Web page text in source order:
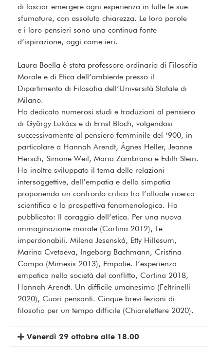
di lasciar emergere ogni esperienza in tutte le sue
sfumature, con assoluta chiarezza. Le loro parole
e i loro pensieri sono una continua fonte
d’ispirazione, oggi come ieri.
Laura Boella è stata professore ordinario di Filosofia
Morale e di Etica dell’ambiente presso il
Dipartimento di Filosofia dell’Università Statale di
Milano.
Ha dedicato numerosi studi e traduzioni al pensiero
di György Lukács e di Ernst Bloch, volgendosi
successivamente al pensiero femminile del ‘900, in
particolare a Hannah Arendt, Ágnes Heller, Jeanne
Hersch, Simone Weil, Maria Zambrano e Edith Stein.
Ha inoltre sviluppato il tema delle relazioni
intersoggettive, dell’empatia e della simpatia
proponendo un confronto critico tra l’attuale ricerca
scientifica e la prospettiva fenomenologica. Ha
pubblicato: Il coraggio dell’etica. Per una nuova
immaginazione morale (Cortina 2012), Le
imperdonabili. Milena Jesenská, Etty Hillesum,
Marina Cvetaeva, Ingeborg Bachmann, Cristina
Campo (Mimesis 2013), Empatie. L’esperienza
empatica nella società del conflitto, Cortina 2018,
Hannah Arendt. Un difficile umanesimo (Feltrinelli
2020), Cuori pensanti. Cinque brevi lezioni di
filosofia per un tempo difficile (Chiarelettere 2020).
Venerdì 29 ottobre alle 18.00